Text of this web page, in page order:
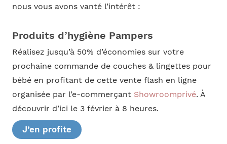
nous vous avons vanté l’intérêt :
Produits d’hygiène Pampers
Réalisez jusqu’à 50% d’économies sur votre
prochaine commande de couches & lingettes pour
bébé en profitant de cette vente flash en ligne
organisée par l’e-commerçant Showroomprivé. À
découvrir d’ici le 3 février à 8 heures.
J’en profite